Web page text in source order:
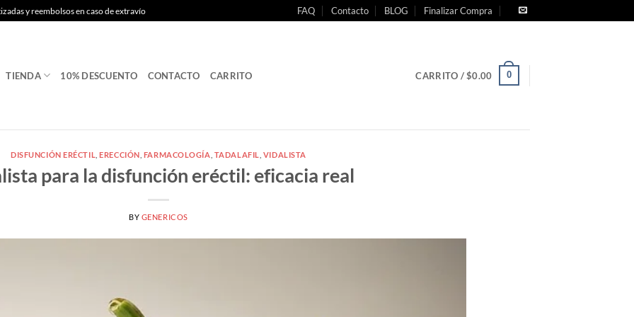
y reembolsos en caso de extravío FAQ Contacto BLOG Finalizar Compra
TIENDA 10% DESCUENTO CONTACTO CARRITO CARRITO /$0.00 0
DISFUNCIÓN ERÉCTIL ,ERECCIÓN FARMACOLOGÍA TADALAFIL VIDALISTA
para la disfunción eréctil: eficacia real
BY GENERICOS